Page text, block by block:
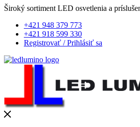
Široký sortiment LED osvetlenia a
+421 948 379 773
+421 918 599 330
Registrovať /Prihlásiť sa